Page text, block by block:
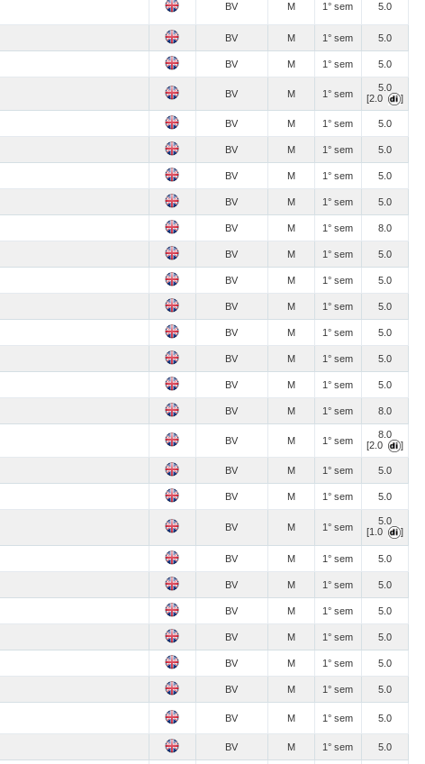
BV M 1° sem 5.0
BV M 1° sem 5.0
BV M 1° sem 5.0
BV M 1° sem
5.0
[2.0
]
BV M 1° sem 5.0
BV M 1° sem 5.0
BV M 1° sem 5.0
BV M 1° sem 5.0
BV M 1° sem 8.0
BV M 1° sem 5.0
BV M 1° sem 5.0
BV M 1° sem 5.0
BV M 1° sem 5.0
BV M 1° sem 5.0
BV M 1° sem 5.0
BV M 1° sem 8.0
BV M 1° sem
8.0
[2.0
]
BV M 1° sem 5.0
BV M 1° sem 5.0
BV M 1° sem
5.0
[1.0
]
BV M 1° sem 5.0
BV M 1° sem 5.0
BV M 1° sem 5.0
BV M 1° sem 5.0
BV M 1° sem 5.0
BV M 1° sem 5.0
BV M 1° sem 5.0
BV M 1° sem 5.0